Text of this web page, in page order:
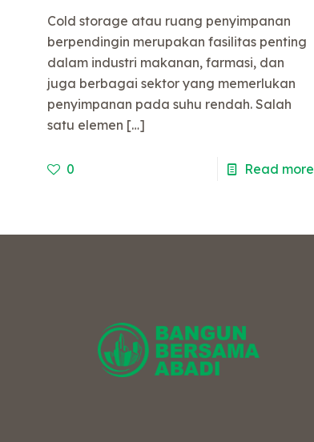
Cold storage atau ruang penyimpanan
berpendingin merupakan fasilitas penting
dalam industri makanan, farmasi, dan
juga berbagai sektor yang memerlukan
penyimpanan pada suhu rendah. Salah
satu elemen […]
0 Read more